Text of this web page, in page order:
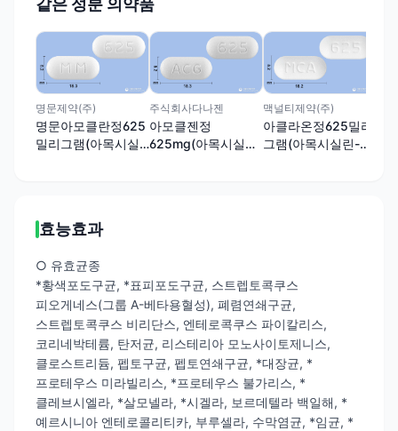
같은 성분 의약품
명문제약(주)
명문아모클란정625
밀리그램(아목시실
주식회사다나젠
아모클젠정
625mg(아목시실린-
맥널티제약(주)
아클라온정625밀리
그램(아목시실린-클
효능효과
○ 유효균종
*황색포도구균, *표피포도구균, 스트렙토콕쿠스
피오게네스(그룹 A-베타용혈성), 폐렴연쇄구균,
스트렙토콕쿠스 비리단스, 엔테로콕쿠스 파이칼리스,
코리네박테륨, 탄저균, 리스테리아 모노사이토제니스,
클로스트리듐, 펩토구균, 펩토연쇄구균, *대장균, *
프로테우스 미라빌리스, *프로테우스 불가리스, *
클레브시엘라, *살모넬라, *시겔라, 보르데텔라 백일해, *
예르시니아 엔테로콜리티카, 부루셀라, 수막염균, *임균, *